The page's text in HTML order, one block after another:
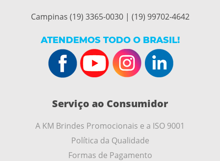
Campinas (19) 3365-0030 | (19) 99702-4642
ATENDEMOS TODO O BRASIL!
Serviço ao Consumidor
A KM Brindes Promocionais e a ISO 9001
Política da Qualidade
Formas de Pagamento